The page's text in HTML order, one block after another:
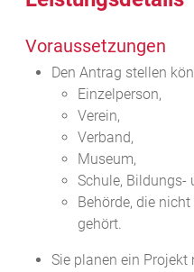
Voraussetzungen
Den Antrag stellen
Einzelperson,
Verein,
Verband,
Museum,
Schule, Bildungs-
Behörde, die
gehört.
Sie planen ein Projekt